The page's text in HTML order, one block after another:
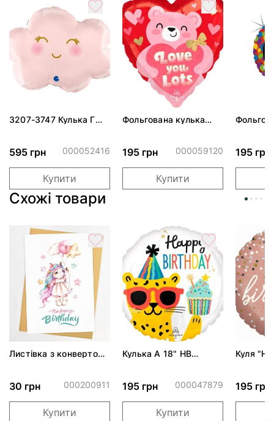
3207-3747 Кулька Г
595 грн 000052416
Купити
Фольгована кулька
195 грн 000059120
Купити
195 грн
Схожі товари
Листівка з конвертом
30 грн 000200911
Купити
Кулька А 18" НВ
195 грн 000047879
Купити
Куля
195 грн